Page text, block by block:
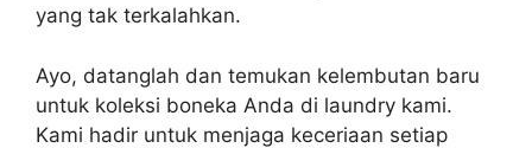
yang tak terkalahkan.
Ayo, datanglah dan temukan kelembutan baru
untuk koleksi boneka Anda di laundry kami.
Kami hadir untuk menjaga keceriaan setiap